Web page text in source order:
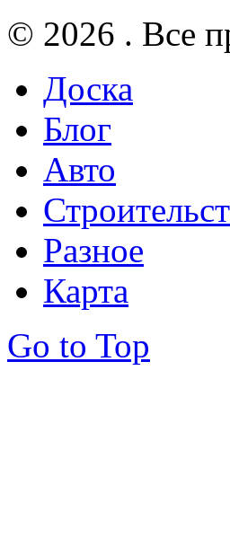
© 2026 . Все
Доска
Блог
Авто
Разное
Карта
Go to Top